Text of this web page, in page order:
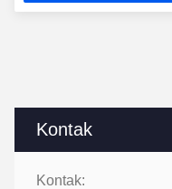
Kontak
Kontak:
2017